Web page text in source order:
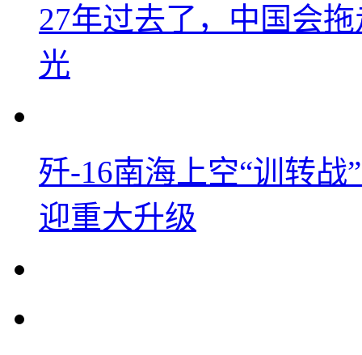
27年过去了，中国会
光
歼-16南海上空“训转
迎重大升级